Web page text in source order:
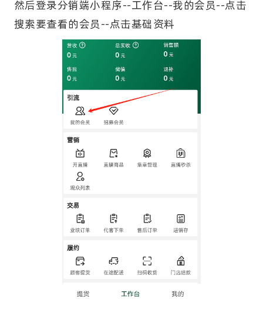
然后登录分销端小程序--工作台--我的会员--点击
搜索要查看的会员--点击基础资料